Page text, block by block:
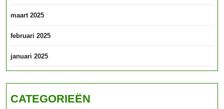
maart 2025
februari 2025
januari 2025
CATEGORIEËN